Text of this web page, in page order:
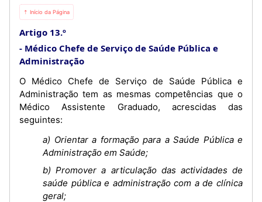
⇡ Início da Página
Artigo 13.º
Médico Chefe de Serviço de Saúde Pública e
Administração
O Médico Chefe de Serviço de Saúde Pública e
Administração tem as mesmas competências que o
Médico Assistente Graduado, acrescidas das
seguintes:
a) Orientar a formação para a Saúde Pública e
Administração em Saúde;
b) Promover a articulação das actividades de
saúde pública e administração com a de clínica
geral;